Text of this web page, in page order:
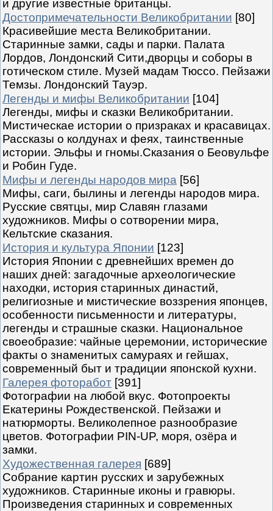
и другие известные британцы.
Достопримечательности Великобритании [80]
Красивейшие места Великобритании.
Старинные замки, сады и парки. Палата
Лордов, Лондонский Сити,дворцы и соборы в
готическом стиле. Музей мадам Тюссо. Пейзажи
Темзы. Лондонский Тауэр.
Легенды и мифы Великобритании [104]
Легенды, мифы и сказки Великобритании.
Мистическае истории о призраках и красавицах.
Рассказы о колдунах и феях, таинственные
истории. Эльфы и гномы.Сказания о Беовульфе
и Робин Гуде.
Мифы и легенды народов мира [56]
Мифы, саги, былины и легенды народов мира.
Русские святцы, мир Славян глазами
художников. Мифы о сотворении мира,
Кельтские сказания.
История и культура Японии [123]
История Японии с древнейших времен до
наших дней: загадочные археологические
находки, история старинных династий,
религиозные и мистические воззрения японцев,
особенности письменности и литературы,
легенды и страшные сказки. Национальное
своеобразие: чайные церемонии, исторические
факты о знаменитых самураях и гейшах,
современный быт и традиции японской кухни.
Галерея фоторабот [391]
Фотографии на любой вкус. Фотопроекты
Екатерины Рождественской. Пейзажи и
натюрморты. Великолепное разнообразие
цветов. Фотографии PIN-UP, моря, озёра и
замки.
Художественная галерея [689]
Собрание картин русских и зарубежных
художников. Старинные иконы и гравюры.
Произведения старинных и современных